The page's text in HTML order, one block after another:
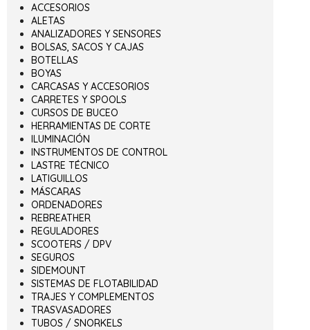
ACCESORIOS
ALETAS
ANALIZADORES Y SENSORES
BOLSAS, SACOS Y CAJAS
BOTELLAS
BOYAS
CARCASAS Y ACCESORIOS
CARRETES Y SPOOLS
CURSOS DE BUCEO
HERRAMIENTAS DE CORTE
ILUMINACIÓN
INSTRUMENTOS DE CONTROL
LASTRE TÉCNICO
LATIGUILLOS
MÁSCARAS
ORDENADORES
REBREATHER
REGULADORES
SCOOTERS / DPV
SEGUROS
SIDEMOUNT
SISTEMAS DE FLOTABILIDAD
TRAJES Y COMPLEMENTOS
TRASVASADORES
TUBOS / SNORKELS